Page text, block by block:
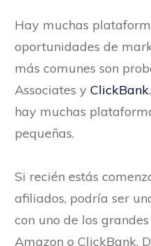
Hay muchas
oportunidades de
más comunes son
Associates y ClickBank
hay muchas
pequeñas.
Si recién estás
afiliados, podría ser
con uno de los
Amazon o ClickBank.